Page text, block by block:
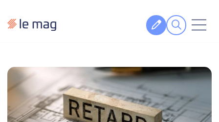
Fiches pratiques
Veille
Podcasts